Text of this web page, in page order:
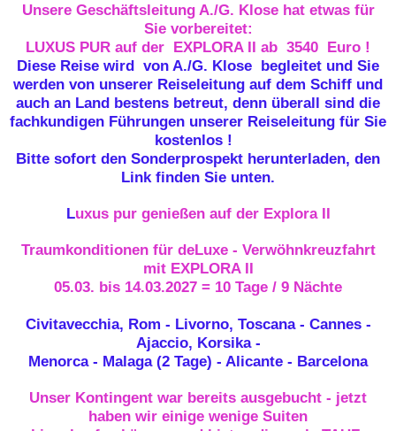
Unsere Geschäftsleitung A./G. Klose hat etwas für
Sie vorbereitet:
LUXUS PUR auf der EXPLORA II ab 3540 Euro !
Diese Reise wird von A./G. Klose begleitet und Sie
werden von unserer Reiseleitung auf dem Schiff und
auch an Land bestens betreut, denn überall sind die
fachkundigen Führungen unserer Reiseleitung für Sie
kostenlos !
Bitte sofort den Sonderprospekt herunterladen, den
Link finden Sie unten.
Luxus pur genießen auf der Explora II
Traumkonditionen für deLuxe - Verwöhnkreuzfahrt
mit EXPLORA II
05.03. bis 14.03.2027 = 10 Tage / 9 Nächte
Civitavecchia, Rom - Livorno, Toscana - Cannes -
Ajaccio, Korsika -
Menorca - Malaga (2 Tage) - Alicante - Barcelona
Unser Kontingent war bereits ausgebucht - jetzt
haben wir einige wenige Suiten